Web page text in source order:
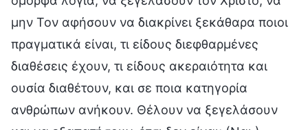
μην Τον αφήσουν να διακρίνει ξεκάθαρα ποιοι
πραγματικά είναι, τι είδους διεφθαρμένες
διαθέσεις έχουν, τι είδους ακεραιότητα και
ουσία διαθέτουν, και σε ποια κατηγορία
ανθρώπων ανήκουν. Θέλουν να ξεγελάσουν